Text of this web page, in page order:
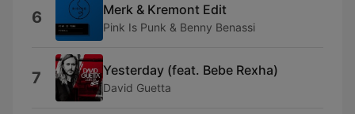
6 Merk & Kremont Edit
Pink Is Punk & Benny Benassi
7 Yesterday (feat. Bebe Rexha)
David Guetta